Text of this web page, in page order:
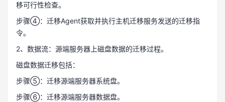
移可行性检查。
步骤④：迁移Agent获取并执行主机迁移服务发送的迁移指
令。
2、数据流：源端服务器上磁盘数据的迁移过程。
磁盘数据迁移包括：
步骤⑤：迁移源端服务器系统盘。
步骤⑥：迁移源端服务器数据盘。